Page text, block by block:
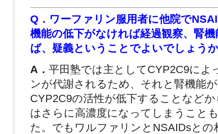
Q．ワーファリン服用者に他院で
機能の低下がなければ経過観察、腎
ば、疑義ということでよいでしょう
A． 平田塾では主としてCYP2C9によ
ンが代謝されるため、それと腎機能
CYP2C9の活性が低下することなど
はさらに高濃度になってしまうこと
た。でもワルファリンとNSAIDsとの